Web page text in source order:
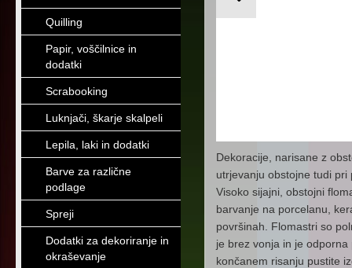
Quilling
Papir, voščilnice in
dodatki
Scrabooking
Luknjači, škarje skalpeli
Lepila, laki in dodatki
Barve za različne
podlage
Spreji
Dodatki za dekoriranje in
okraševanje
Dekoracije, narisane z
utrjevanju obstojne tudi
Visoko sijajni, obstojni
barvanje na porcelanu,
površinah. Flomastri so
je brez vonja in je
končanem risanju pustite